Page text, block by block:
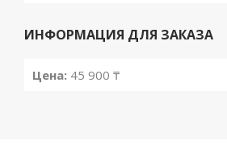
ИНФОРМАЦИЯ ДЛЯ ЗАКАЗА
Цена: 45 900 ₸